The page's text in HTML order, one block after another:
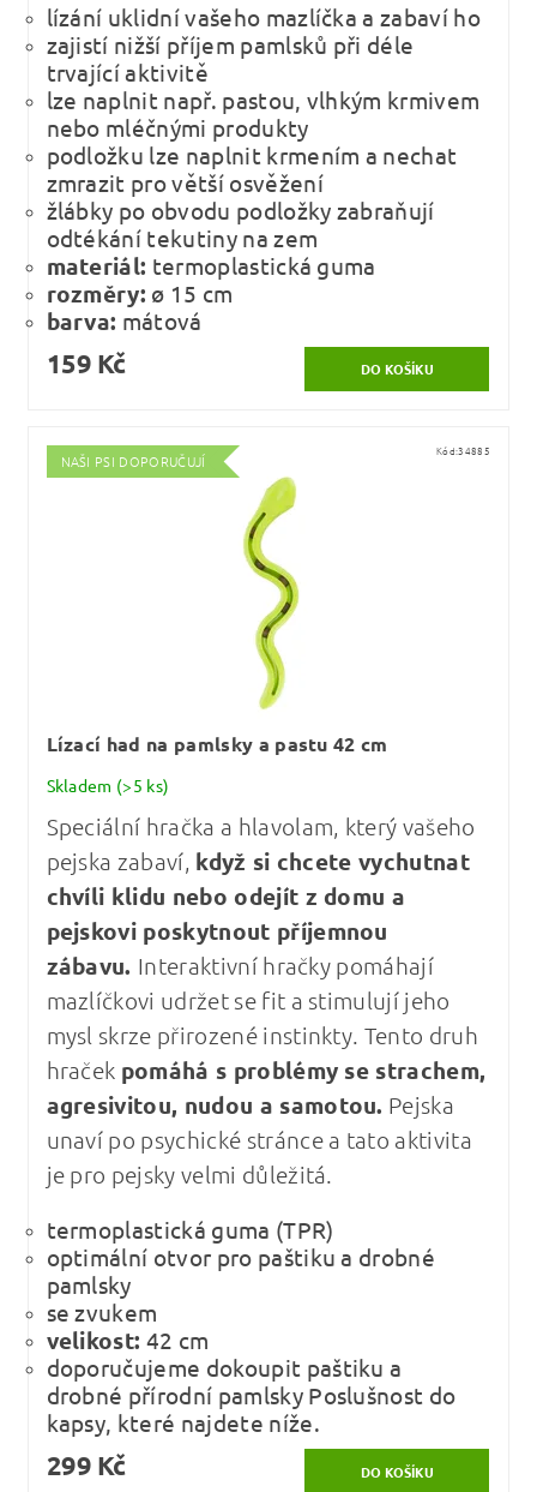
lízání uklidní vašeho mazlíčka a zabaví ho
zajistí nižší příjem pamlsků při déle
trvající aktivitě
lze naplnit např. pastou, vlhkým krmivem
nebo mléčnými produkty
podložku lze naplnit krmením a nechat
zmrazit pro větší osvěžení
žlábky po obvodu podložky zabraňují
odtékání tekutiny na zem
materiál: termoplastická guma
rozměry: ø 15 cm
barva: mátová
159 Kč
NAŠI PSI DOPORUČUJÍ
Kód:34885
Lízací had na pamlsky a pastu 42 cm
Skladem (>5 ks)
Speciální hračka a hlavolam, který vašeho
pejska zabaví, když si chcete vychutnat
chvíli klidu nebo odejít z domu a
pejskovi poskytnout příjemnou
zábavu. Interaktivní hračky pomáhají
mazlíčkovi udržet se fit a stimulují jeho
mysl skrze přirozené instinkty. Tento druh
hraček pomáhá s problémy se strachem,
agresivitou, nudou a samotou. Pejska
unaví po psychické stránce a tato aktivita
je pro pejsky velmi důležitá.
termoplastická guma (TPR)
optimální otvor pro paštiku a drobné
pamlsky
se zvukem
velikost: 42 cm
doporučujeme dokoupit paštiku a
drobné přírodní pamlsky Poslušnost do
kapsy, které najdete níže.
299 Kč